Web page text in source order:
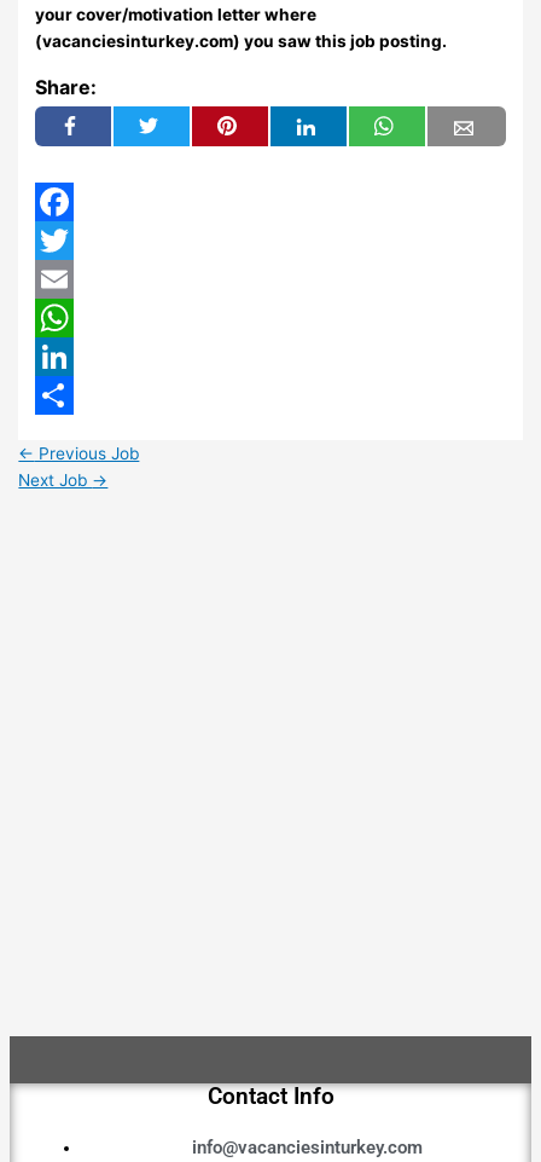
your cover/motivation letter where
(vacanciesinturkey.com) you saw this job posting.
Share:
Facebook
Twitter
Email
WhatsApp
LinkedIn
← Previous Job
Next Job →
Contact Info
info@vacanciesinturkey.com